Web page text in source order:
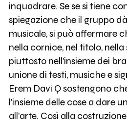
inquadrare. Se se si tiene
spiegazione che il gruppo
musicale, si può affermare
nella cornice, nel titolo,
piuttosto nell'insieme dei
unione di testi, musiche e
Erem Davi Q sostengono
l'insieme delle cose a dare
all'arte. Così alla